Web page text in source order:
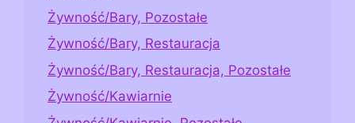
Żywność/Bary, Pozostałe
Żywność/Bary, Restauracja
Żywność/Bary, Restauracja, Pozostałe
Żywność/Kawiarnie